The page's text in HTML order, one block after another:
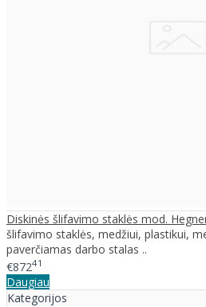
Diskinės šlifavimo staklės mod.
šlifavimo staklės, medžiui, plastikui,
paverčiamas darbo stalas ..
€87241
Daugiau
Kategorijos